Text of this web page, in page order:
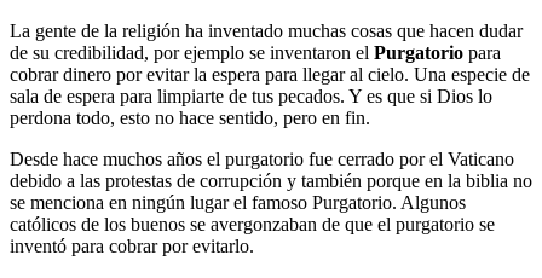
La gente de la religión ha inventado muchas cosas que hacen dudar
de su credibilidad, por ejemplo se inventaron el Purgatorio para
cobrar dinero por evitar la espera para llegar al cielo. Una especie de
sala de espera para limpiarte de tus pecados. Y es que si Dios lo
perdona todo, esto no hace sentido, pero en fin.
Desde hace muchos años el purgatorio fue cerrado por el Vaticano
debido a las protestas de corrupción y también porque en la biblia no
se menciona en ningún lugar el famoso Purgatorio. Algunos
católicos de los buenos se avergonzaban de que el purgatorio se
inventó para cobrar por evitarlo.